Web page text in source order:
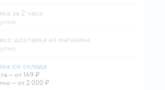
за 2 часа
доставка из магазина
со склада
—от 149 ₽
— от 2 000 ₽